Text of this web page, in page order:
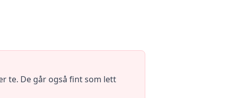
te. De går også fint som lett